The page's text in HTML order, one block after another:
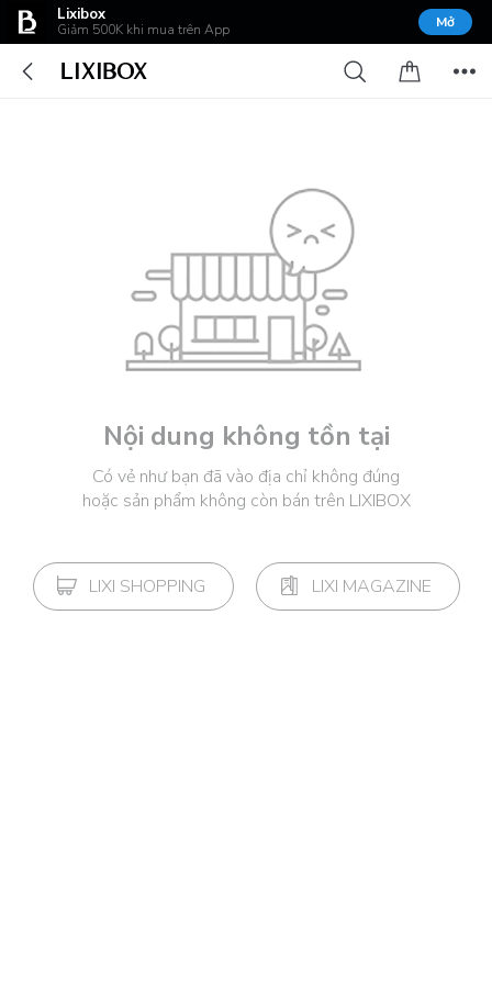
Lixibox
Giảm 500K khi mua trên App Mở
Nội dung không tồn tại
Có vẻ như bạn đã vào địa chỉ không đúng
hoặc sản phẩm không còn bán trên LIXIBOX
LIXI SHOPPING LIXI MAGAZINE